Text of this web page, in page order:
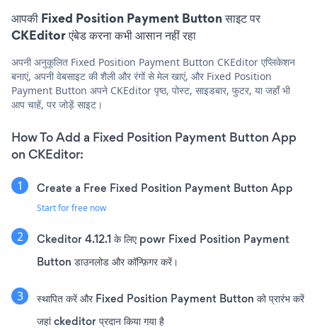
आपकी Fixed Position Payment Button साइट पर
CKEditor एंबेड करना कभी आसान नहीं रहा
अपनी अनुकूलित Fixed Position Payment Button CKEditor एप्लिकेशन
बनाएं, अपनी वेबसाइट की शैली और रंगों से मेल खाएं, और Fixed Position
Payment Button अपने CKEditor पृष्ठ, पोस्ट, साइडबार, फुटर, या जहाँ भी
आप चाहें, पर जोड़ें साइट।
How To Add a Fixed Position Payment Button App
on CKEditor:
Create a Free Fixed Position Payment Button App
Start for free now
Ckeditor 4.12.1 के लिए powr Fixed Position Payment
Button डाउनलोड और कॉन्फ़िगर करें।
स्थापित करें और Fixed Position Payment Button को प्रारंभ करें
जहां ckeditor प्रदान किया गया है